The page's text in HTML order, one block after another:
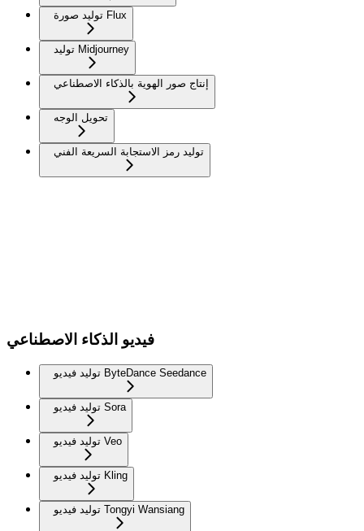
توليد صورة Flux
توليد Midjourney
إنتاج صور الهوية بالذكاء الاصطناعي
تحويل الوجه
توليد رمز الاستجابة السريعة الفني
فيديو الذكاء الاصطناعي
توليد فيديو ByteDance Seedance
توليد فيديو Sora
توليد فيديو Veo
توليد فيديو Kling
توليد فيديو Tongyi Wansiang